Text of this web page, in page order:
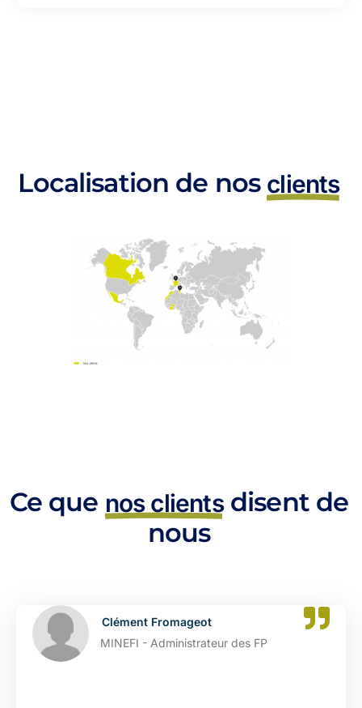
Localisation de nos clients
Ce que nos clientsdisent de
nous
Clément Fromageot
MINEFI - Administrateur des FP